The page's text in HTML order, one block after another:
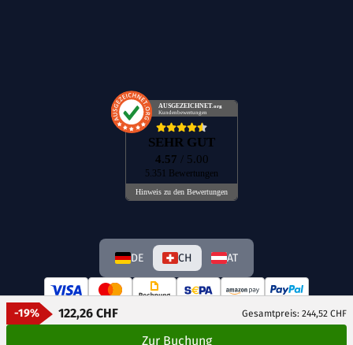
-19% 122,26 CHF Gesamtpreis: 244,52 CHF
Zur Buchung
AUSGEZEICHNET.org
Kundenbewertungen
SEHR GUT
4.57 / 5.00
5.351 Bewertungen
Hinweis zu den Bewertungen
DE CH AT